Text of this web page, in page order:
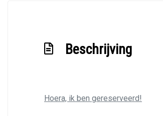
Beschrijving
Hoera, ik ben gereserveerd!